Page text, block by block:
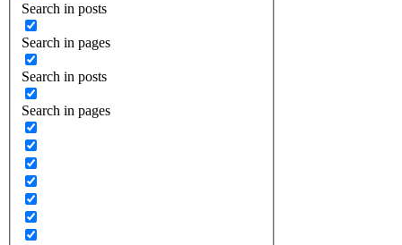
Search in posts
Search in pages
Search in posts
Search in pages